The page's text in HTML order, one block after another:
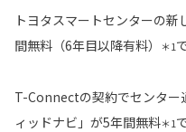
トヨタスマートセンターの
間無料（6年目以降有料）
＊1
T-Connectの契約でセンター
ィッドナビ」が5年間無料＊1